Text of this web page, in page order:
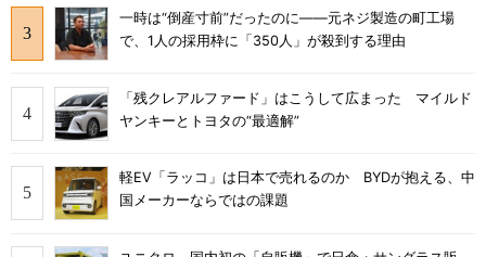
一時は“倒産寸前”だったのに――元ネジ製造の町工場
で、1人の採用枠に「350人」が殺到する理由
「残クレアルファード」はこうして広まった マイルド
ヤンキーとトヨタの“最適解”
軽EV「ラッコ」は日本で売れるのか BYDが抱える、中
国メーカーならではの課題